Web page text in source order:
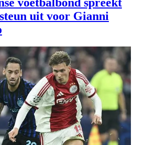
voetbalbond spreekt
uit voor Gianni